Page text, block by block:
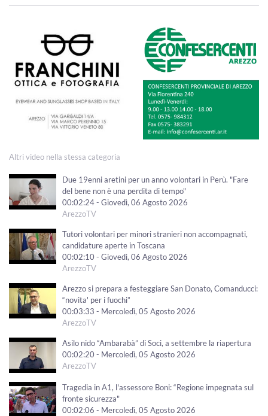
Altri video nella stessa categoria
Due 19enni aretini per un anno volontari in Perù. "Fare
del bene non è una perdita di tempo"
00:02:24 - Giovedì, 06 Agosto 2026
ArezzoTV
Tutori volontari per minori stranieri non accompagnati,
candidature aperte in Toscana
00:02:10 - Giovedì, 06 Agosto 2026
ArezzoTV
Arezzo si prepara a festeggiare San Donato, Comanducci:
“novita' per i fuochi”
00:03:33 - Mercoledì, 05 Agosto 2026
ArezzoTV
Asilo nido “Ambarabà” di Soci, a settembre la riapertura
00:02:20 - Mercoledì, 05 Agosto 2026
ArezzoTV
Tragedia in A1, l'assessore Boni: “Regione impegnata sul
fronte sicurezza"
00:02:06 - Mercoledì, 05 Agosto 2026